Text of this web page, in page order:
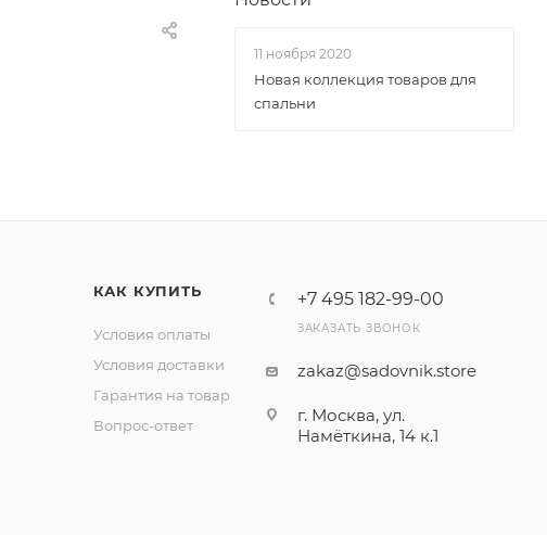
11 ноября 2020
Новая коллекция товаров для
спальни
КАК КУПИТЬ
Условия оплаты
Условия доставки
Гарантия на товар
Вопрос-ответ
+7 495 182-99-00
ЗАКАЗАТЬ ЗВОНОК
zakaz@sadovnik.store
г. Москва, ул.
Намёткина, 14 к.1